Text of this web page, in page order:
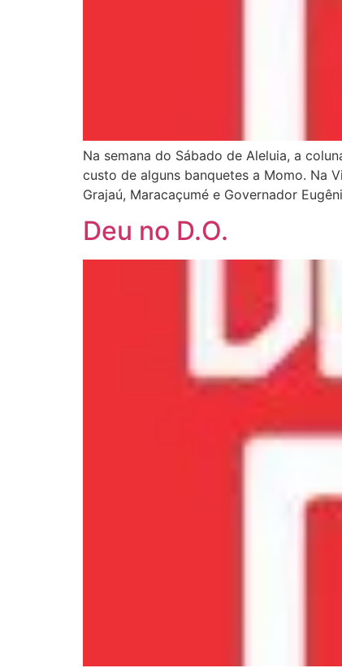
Na semana do Sábado de Aleluia, a
custo de alguns banquetes a Momo. Na
Grajaú, Maracaçumé e Governador
Deu no D.O.